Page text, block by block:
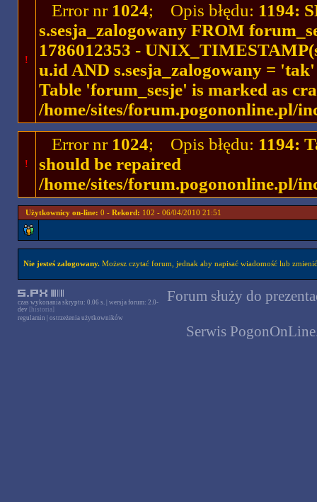
!
Error nr 1024; Opis błędu: 1194:
s.sesja_zalogowany FROM
1786012353 -
u.id AND s.sesja_zalogowany =
Table 'forum_sesje' is marked as
/home/sites/forum.pogononline.pl/
!
Error nr 1024; Opis błędu: 1194:
should be repaired
/home/sites/forum.pogononline.pl/
Użytkownicy on-line: 0 - Rekord: 102 - 06/04/2010 21:51
Nie jesteś zalogowany.Możesz czytać forum, jednak aby napisać wiadomość lub
czas wykonania skryptu: 0.06 s. | wersja forum: 2.0-
dev [historia]
regulamin
ostrzeżenia użytkowników
Forum służy do
Serwis